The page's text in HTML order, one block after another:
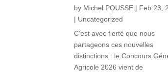
by Michel POUSSE | Feb 23,
| Uncategorized
C’est avec fierté que nous
partageons ces nouvelles
distinctions : le Concours
Agricole 2026 vient de